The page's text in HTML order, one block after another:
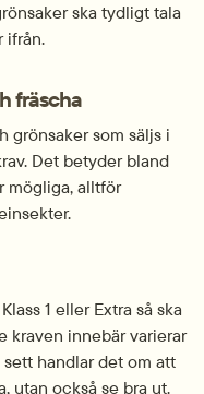
ska tydligt tala
ifrån.
fräscha
grönsaker som säljs i
Det betyder bland
mögliga, alltför
1 eller Extra så ska
kraven innebär varierar
handlar det om att
utan också se bra ut.